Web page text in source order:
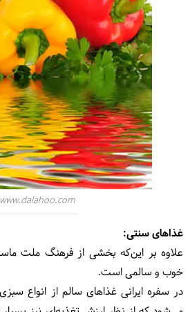
www.dalahoo.com
غذاهای سنتی:
علاوه بر این‌که بخشی از فرهنگ ملت
خوب و سالمی است.
در سفره ایرانی غذاهای سالم از انواع